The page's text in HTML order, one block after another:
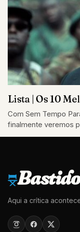
Lista | Os 10
Com Sem Tempo
finalmente veremos
Bond última vez
Aqui a crítica